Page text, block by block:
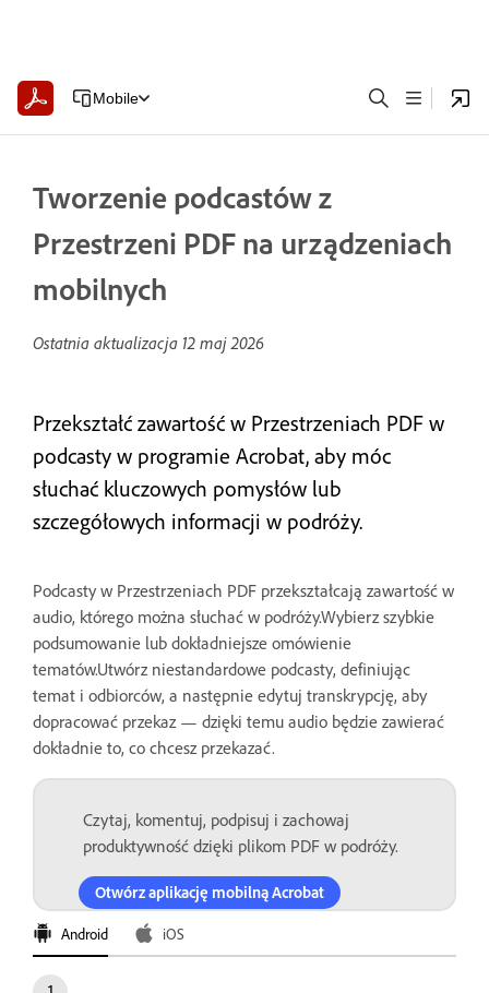
Mobile
Tworzenie podcastów z
Przestrzeni PDF na urządzeniach
mobilnych
Ostatnia aktualizacja 12 maj 2026
Przekształć zawartość w Przestrzeniach PDF w
podcasty w programie Acrobat, aby móc
słuchać kluczowych pomysłów lub
szczegółowych informacji w podróży.
Podcasty w Przestrzeniach PDF przekształcają zawartość w
audio, którego można słuchać w podróży.Wybierz szybkie
podsumowanie lub dokładniejsze omówienie
tematów.Utwórz niestandardowe podcasty, definiując
temat i odbiorców, a następnie edytuj transkrypcję, aby
dopracować przekaz — dzięki temu audio będzie zawierać
dokładnie to, co chcesz przekazać.
Czytaj, komentuj, podpisuj i zachowaj
produktywność dzięki plikom PDF w podróży.
Otwórz aplikację mobilną Acrobat
Android iOS